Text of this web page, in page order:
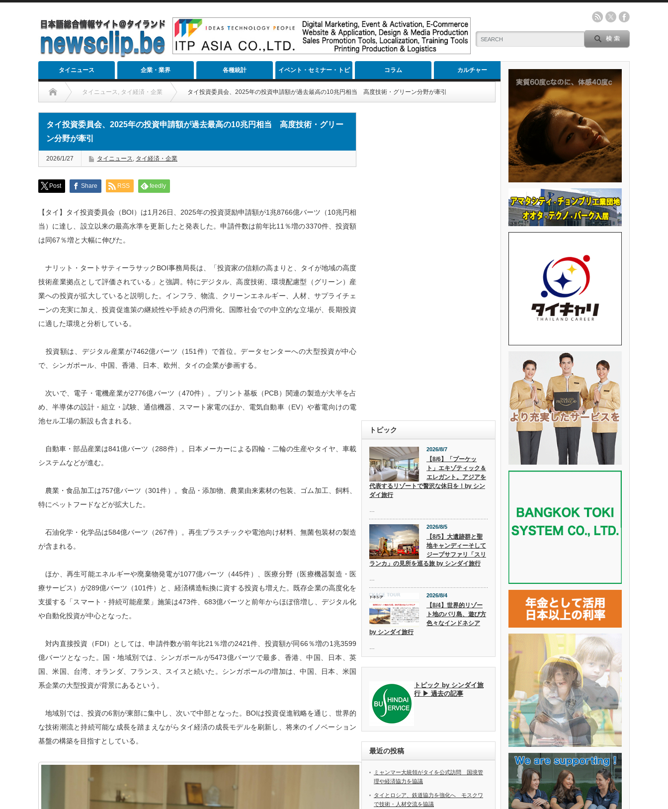
タイニュース 企業・業界 各種統計 イベント・セミナー・トピ
ック
コラム カルチャー
タイニュース, タイ経済・企業 タイ投資委員会、2025年の投資申請額が過去最高の10兆円相当 高度技術・グリーン分野が牽引
タイ投資委員会、2025年の投資申請額が過去最高の10兆円相当 高度技術・グリー
ン分野が牽引
2026/1/27 タイニュース, タイ経済・企業
Post Share RSS feedly
【タイ】タイ投資委員会（BOI）は1月26日、2025年の投資奨励申請額が1兆8766億バーツ（10兆円相
当）に達し、設立以来の最高水準を更新したと発表した。申請件数は前年比11％増の3370件、投資額
は同67％増と大幅に伸びた。
ナリット・タートサティーラサックBOI事務局長は、「投資家の信頼の高まりと、タイが地域の高度
技術産業拠点として評価されている」と強調。特にデジタル、高度技術、環境配慮型（グリーン）産
業への投資が拡大していると説明した。インフラ、物流、クリーンエネルギー、人材、サプライチェ
ーンの充実に加え、投資促進策の継続性や手続きの円滑化、国際社会での中立的な立場が、長期投資
に適した環境と分析している。
投資額は、デジタル産業が7462億バーツ（151件）で首位。データセンターへの大型投資が中心
で、シンガポール、中国、香港、日本、欧州、タイの企業が参画する。
次いで、電子・電機産業が2776億バーツ（470件）。プリント基板（PCB）関連の製造が大半を占
め、半導体の設計・組立・試験、通信機器、スマート家電のほか、電気自動車（EV）や蓄電向けの電
池セル工場の新設も含まれる。
自動車・部品産業は841億バーツ（288件）。日本メーカーによる四輪・二輪の生産やタイヤ、車載
システムなどが進む。
農業・食品加工は757億バーツ（301件）。食品・添加物、農業由来素材の包装、ゴム加工、飼料、
特にペットフードなどが拡大した。
石油化学・化学品は584億バーツ（267件）。再生プラスチックや電池向け材料、無菌包装材の製造
が含まれる。
ほか、再生可能エネルギーや廃棄物発電が1077億バーツ（445件）、医療分野（医療機器製造・医
療サービス）が289億バーツ（101件）と、経済構造転換に資する投資も増えた。既存企業の高度化を
支援する「スマート・持続可能産業」施策は473件、683億バーツと前年からほぼ倍増し、デジタル化
や自動化投資が中心となった。
対内直接投資（FDI）としては、申請件数が前年比21％増の2421件、投資額が同66％増の1兆3599
億バーツとなった。国・地域別では、シンガポールが5473億バーツで最多、香港、中国、日本、英
国、米国、台湾、オランダ、フランス、スイスと続いた。シンガポールの増加は、中国、日本、米国
系企業の大型投資が背景にあるという。
地域別では、投資の6割が東部に集中し、次いで中部となった。BOIは投資促進戦略を通じ、世界的
な技術潮流と持続可能な成長を踏まえながらタイ経済の成長モデルを刷新し、将来のイノベーション
基盤の構築を目指すとしている。
トピック
2026/8/7
【8/6】「プーケッ
ト」エキゾティック＆
エレガント。アジアを
代表するリゾートで贅沢な休日を！by シン
ダイ旅行
2026/8/5
【8/5】大遺跡群と聖
地キャンディーそして
ジープサファリ「スリ
ランカ」の見所を巡る旅 by シンダイ旅行
2026/8/4
【8/4】世界的リゾー
ト地のバリ島、遊び方
色々なインドネシア
by シンダイ旅行
トピック by シンダイ旅
行 ▶ 過去の記事
最近の投稿
ミャンマー大統領がタイを公式訪問 国境管
理や経済協力を協議
タイとロシア、鉄道協力を強化へ モスクワ
で技術・人材交流を協議